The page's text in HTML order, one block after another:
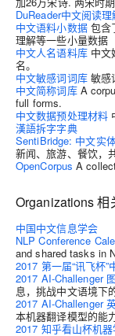
DuReader中文阅读
中文语料小数据包含
理解等一些小量数据
中文人名语料库中文
名。
中文敏感词词库敏感
中文简称词库A
full forms.
中文数据预处理材料
漢語拆字字典
SentiBridge: 中文实
新闻、旅游、餐饮，
OpenCorpus A
Organizations
中国中文信息学会
NLP Conference
and shared tasks in
2017 第一届“讯飞杯
2017 AI-Challenger
息，挑战中文语境下
2017 AI-Challenger
本机器翻译模型的能力
2017 知乎看山杯机